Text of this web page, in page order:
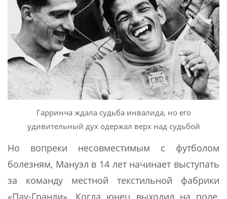
Гарринча ждала судьба инвалида, но его
удивительный дух одержал верх над судьбой
Но вопреки несовместимым с футболом
болезням, Мануэл в 14 лет начинает выступать
за команду местной текстильной фабрики
«Пау-Гранди». Когда юнец выходил на поле,